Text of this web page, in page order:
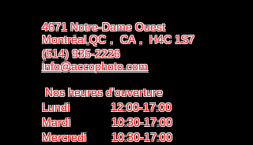
4671 Notre-Dame Ouest
Montréal,QC， CA， H4C 1S7
(514) 935-2226
info@accophoto.com
Nos heures d'ouverture
Lundi 12:00-17:00
Mardi 10:30-17:00
Mercredi 10:30-17:00